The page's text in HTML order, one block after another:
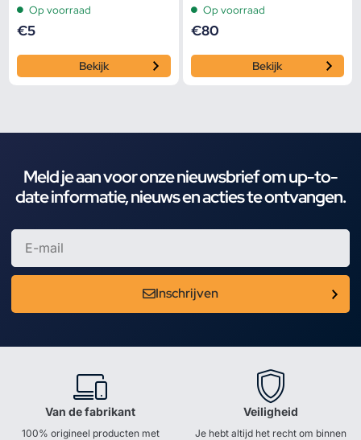
Op voorraad
€5
Bekijk
Op voorraad
€80
Bekijk
Meld je aan voor onze nieuwsbrief om up-to-
date informatie, nieuws en acties te ontvangen.
Inschrijven
Van de fabrikant
100% origineel producten met
Veiligheid
Je hebt altijd het recht om binnen